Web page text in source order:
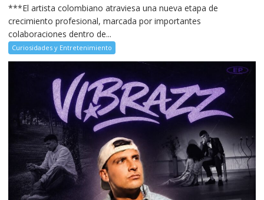
***El artista colombiano atraviesa una nueva etapa de
crecimiento profesional, marcada por importantes
colaboraciones dentro de...
Curiosidades y Entretenimiento